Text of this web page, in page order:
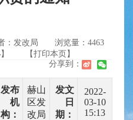
政务服务
：发改局 浏览量： 4463
】
【打印本页】
分享到：
发布
机
构：
赫山
区发
改局
发文
日
期：
2022-
03-10
15:13